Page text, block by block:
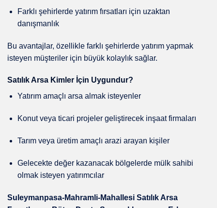
Farklı şehirlerde yatırım fırsatları için uzaktan
danışmanlık
Bu avantajlar, özellikle farklı şehirlerde yatırım yapmak
isteyen müşteriler için büyük kolaylık sağlar.
Satılık Arsa Kimler İçin Uygundur?
Yatırım amaçlı arsa almak isteyenler
Konut veya ticari projeler geliştirecek inşaat firmaları
Tarım veya üretim amaçlı arazi arayan kişiler
Gelecekte değer kazanacak bölgelerde mülk sahibi
olmak isteyen yatırımcılar
Suleymanpasa-Mahramli-Mahallesi Satılık Arsa